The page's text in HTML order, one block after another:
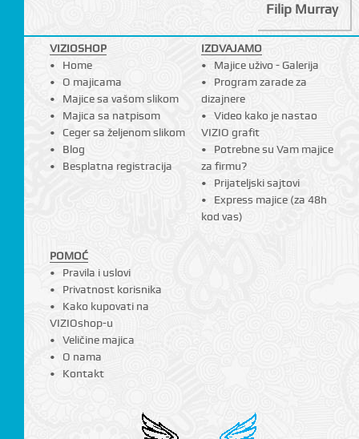
Filip Murray
VIZIOSHOP
Home
O majicama
Majice sa vašom slikom
Majica sa natpisom
Ceger sa željenom slikom
Blog
Besplatna registracija
IZDVAJAMO
Majice uživo - Galerija
Program zarade za
dizajnere
Video kako je nastao
VIZIO grafit
Potrebne su Vam majice
za firmu?
Prijateljski sajtovi
Express majice (za 48h
kod vas)
POMOĆ
Pravila i uslovi
Privatnost korisnika
Kako kupovati na
VIZIOshop-u
Veličine majica
O nama
Kontakt